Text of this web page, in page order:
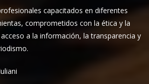
capacitados en diferentes
comprometidos con la ética y la
a la información, la transparencia y